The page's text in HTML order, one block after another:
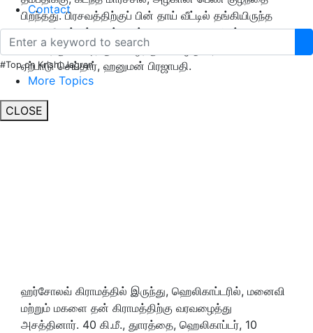
Contact
#Top on Krishi Jagran
More Topics
CLOSE
பிறந்தது. பிரசவத்திற்குப் பின் தாய் வீட்டில் தங்கியிருந்த
மனைவி மற்றும் குழந்தைக்கு தடபுடலாக வரவேற்பு
கொடுத்து, வீட்டிற்கு அழைத்து வர, ஒரு ஹெலிகாப்டரை
ஏற்பாடு செய்தார், ஹனுமன் பிரஜாபதி.
ஹர்சோலவ் கிராமத்தில் இருந்து, ஹெலிகாப்டரில், மனைவி
மற்றும் மகளை தன் கிராமத்திற்கு வரவழைத்து
அசத்தினார். 40 கி.மீ., துாரத்தை, ஹெலிகாப்டர், 10